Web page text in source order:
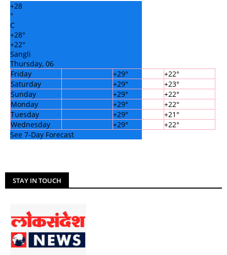
+28
°
C
+28°
+22°
Sangli
Thursday, 06
Friday
+29° +22°
Saturday
+29° +23°
Sunday
+29° +22°
Monday
+29° +22°
Tuesday
+29° +21°
Wednesday
+29° +22°
See 7-Day Forecast
STAY IN TOUCH